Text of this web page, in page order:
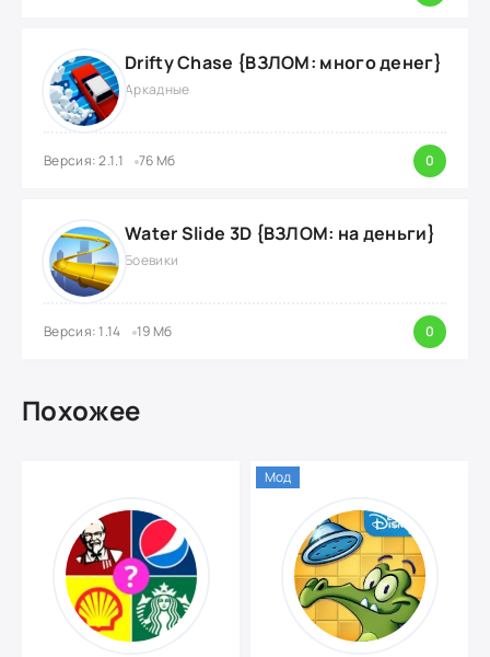
Drifty Chase {ВЗЛОМ: много денег}
Аркадные
Версия: 2.1.1 76 Мб 0
Water Slide 3D {ВЗЛОМ: на деньги}
Боевики
Версия: 1.14 19 Мб 0
Похожее
Мод